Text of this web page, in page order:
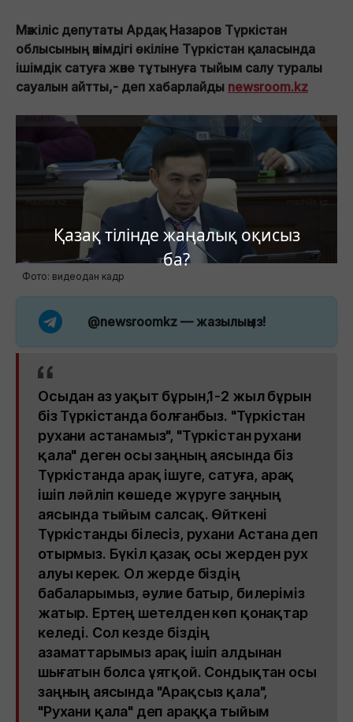
Қазақ тілінде жаңалық оқисыз
ба?
Мәжіліс депутаты Ардақ Назаров Түркістан
облысының әкімдігі өкіліне Түркістан қаласында
ішімдік сатуға және тұтынуға тыйым салу туралы
сауалын айтты,- деп хабарлайды newsroom.kz
Фото: видеодан кадр
@newsroomkz — жазылыңыз!
Осыдан аз уақыт бұрын,1-2 жыл бұрын
біз Түркістанда болғанбыз. "Түркістан
рухани астанамыз", "Түркістан рухани
қала" деген осы заңның аясында біз
Түркістанда арақ ішуге, сатуға, арақ
ішіп ләйліп көшеде жүруге заңның
аясында тыйым салсақ. Өйткені
Түркістанды білесіз, рухани Астана деп
отырмыз. Бүкіл қазақ осы жерден рух
алуы керек. Ол жерде біздің
бабаларымыз, әулие батыр, билеріміз
жатыр. Ертең шетелден көп қонақтар
келеді. Сол кезде біздің
азаматтарымыз арақ ішіп алдынан
шығатын болса ұятқой. Сондықтан осы
заңның аясында "Арақсыз қала",
"Рухани қала" деп араққа тыйым